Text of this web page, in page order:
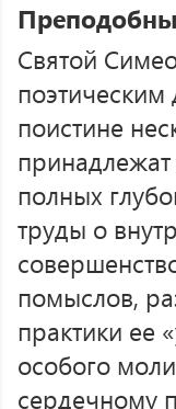
Святой
поистине
полных
труды о
помыслов,
практики ее
особого
сердечному